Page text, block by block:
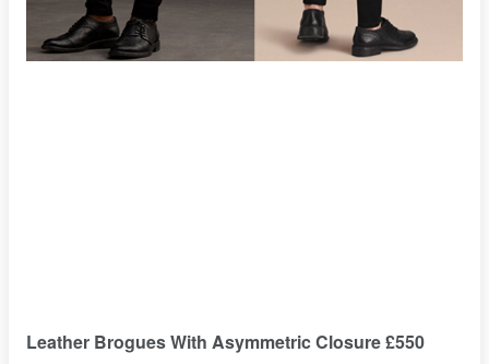
Leather Brogues With Asymmetric Closure £550